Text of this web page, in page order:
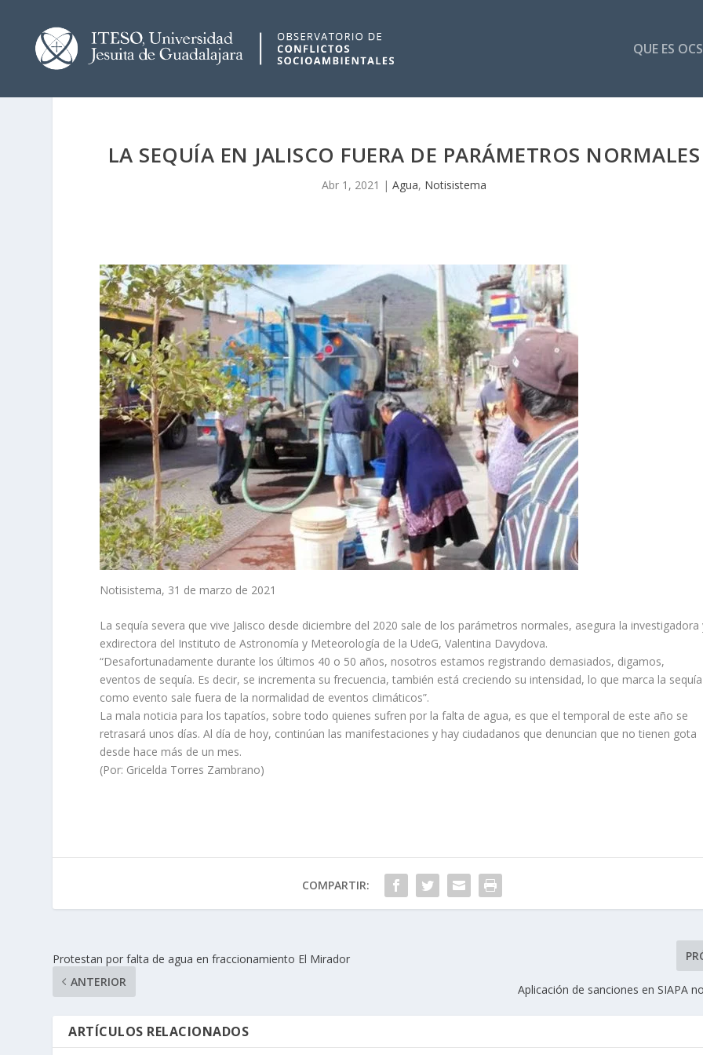
QUE ES
LA SEQUÍA EN JALISCO FUERA DE PARÁMETROS NORMALES
Abr 1, 2021 | Agua, Notisistema
Notisistema, 31 de marzo de 2021
La sequía severa que vive Jalisco desde diciembre del 2020 sale de los parámetros normales, asegura la investigadora
exdirectora del Instituto de Astronomía y Meteorología de la UdeG, Valentina Davydova.
“Desafortunadamente durante los últimos 40 o 50 años, nosotros estamos registrando demasiados, digamos,
eventos de sequía. Es decir, se incrementa su frecuencia, también está creciendo su intensidad, lo que marca la sequía
como evento sale fuera de la normalidad de eventos climáticos”.
La mala noticia para los tapatíos, sobre todo quienes sufren por la falta de agua, es que el temporal de este año se
retrasará unos días. Al día de hoy, continúan las manifestaciones y hay ciudadanos que denuncian que no tienen gota
desde hace más de un mes.
(Por: Gricelda Torres Zambrano)
COMPARTIR:
Protestan por falta de agua en fraccionamiento El Mirador
ANTERIOR
Aplicación de sanciones en SIAPA
ARTÍCULOS RELACIONADOS